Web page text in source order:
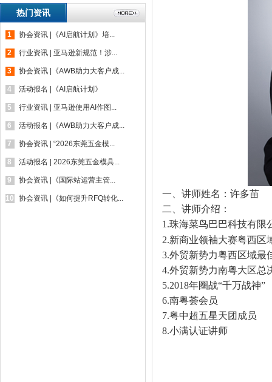
热门资讯
1 协会资讯 |《AI启航计划》培...
2 行业资讯 | 亚马逊新规范！涉...
3 协会资讯 |《AWB助力大客户成...
4 活动报名 |《AI启航计划》
5 行业资讯 | 亚马逊使用AI作图...
6 活动报名 |《AWB助力大客户成...
7 协会资讯 | “2026东莞五金模...
8 活动报名 | 2026东莞五金模具...
9 协会资讯 |《国际站运营主管...
10 协会资讯 |《如何提升RFQ转化...
一、讲师姓名：许多苗
二、讲师介绍：
1.珠海菜鸟巴巴科技有限
2.新商业领袖大赛粤西区
3.外贸新势力粤西区域最
4.外贸新势力南粤大区总
5.2018年圈战“千万战神”
6.南粤荟会员
7.粤中超五星天团成员
8.小满认证讲师